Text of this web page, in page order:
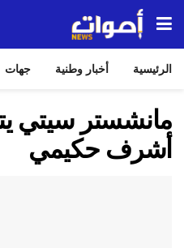
الرئيسية أخبار وطنية جهات
مانشستر سيتي
أشرف حكيمي